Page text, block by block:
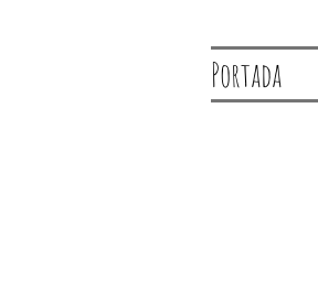
Portada